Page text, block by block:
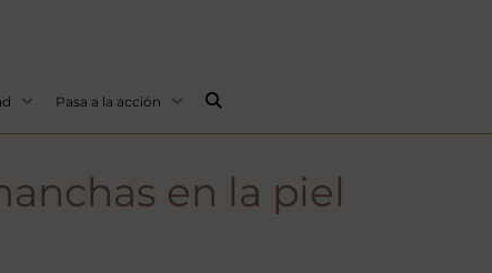
Pasa a la acción Buscar...
en la piel